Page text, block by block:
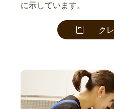
に示しています。
ク